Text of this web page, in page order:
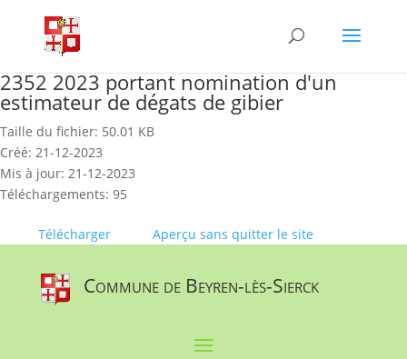
content
2352 2023 portant nomination d'un
estimateur de dégats de gibier
Taille du fichier: 50.01 KB
Créé: 21-12-2023
Mis à jour: 21-12-2023
Téléchargements: 95
Télécharger Aperçu sans quitter le site
Commune de Beyren-lès-Sierck